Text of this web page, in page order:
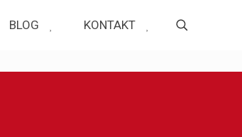
BLOG KONTAKT